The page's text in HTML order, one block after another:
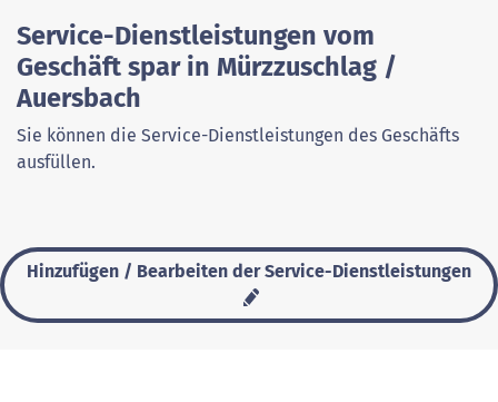
Service-Dienstleistungen vom
Geschäft spar in Mürzzuschlag /
Auersbach
Sie können die Service-Dienstleistungen des Geschäfts
ausfüllen.
Hinzufügen / Bearbeiten der Service-Dienstleistungen